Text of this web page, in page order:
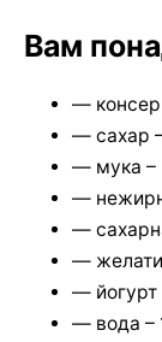
Вам
—
— сахар
— мука –
—
—
—
—
— вода –